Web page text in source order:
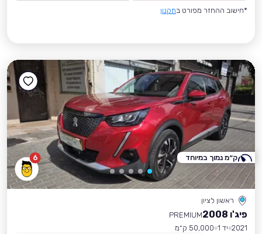
*חישוב ההחזר מפורט בתקנון
6
ראשון לציון
פיג'ו 2008
PREMIUM
2021 יד 1
50,000 ק״מ
ק״מ נמוך במיוחד